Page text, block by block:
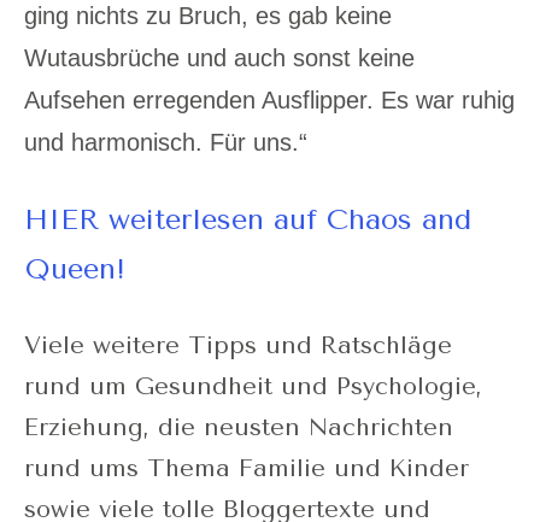
ging nichts zu Bruch, es gab keine
Wutausbrüche und auch sonst keine
Aufsehen erregenden Ausflipper. Es war ruhig
und harmonisch. Für uns.“
HIER weiterlesen auf Chaos and
Queen!
Viele weitere Tipps und Ratschläge
rund um Gesundheit und Psychologie,
Erziehung, die neusten Nachrichten
rund ums Thema Familie und Kinder
sowie viele tolle Bloggertexte und